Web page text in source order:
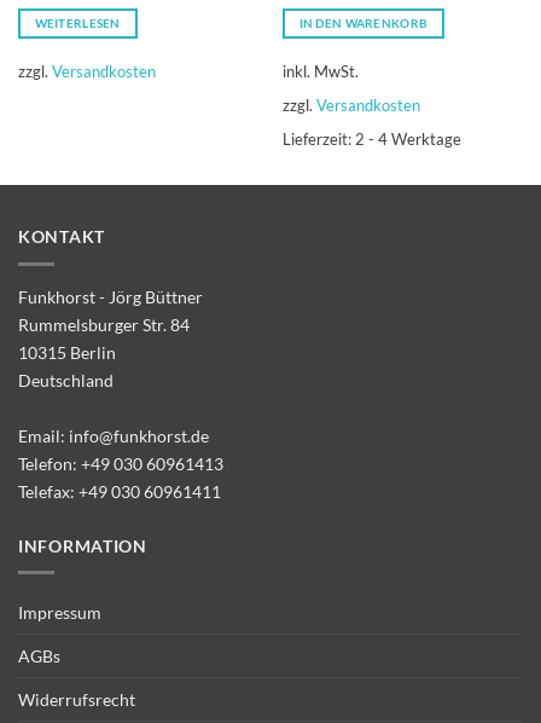
WEITERLESEN
zzgl. Versandkosten
IN DEN WARENKORB
inkl. MwSt.
zzgl. Versandkosten
Lieferzeit:2 - 4 Werktage
KONTAKT
Funkhorst - Jörg Büttner
Rummelsburger Str. 84
10315 Berlin
Deutschland
Email: info@funkhorst.de
Telefon: +49 030 60961413
Telefax: +49 030 60961411
INFORMATION
Impressum
AGBs
Widerrufsrecht